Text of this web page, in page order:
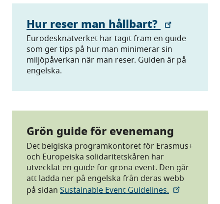
Hur reser man hållbart?
Eurodesknätverket har tagit fram en guide
som ger tips på hur man minimerar sin
miljöpåverkan när man reser. Guiden är på
engelska.
Grön guide för evenemang
Det belgiska programkontoret för Erasmus+
och Europeiska solidaritetskåren har
utvecklat en guide för gröna event. Den går
att ladda ner på engelska från deras webb
på sidan Sustainable Event Guidelines.